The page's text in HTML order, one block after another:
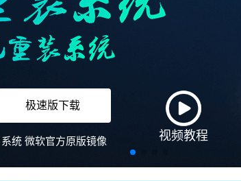
极速版下载
统 微软官方原版镜像 视频教程